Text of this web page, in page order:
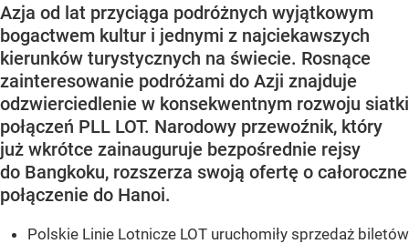
Azja od lat przyciąga podróżnych wyjątkowym
bogactwem kultur i jednymi z najciekawszych
kierunków turystycznych na świecie. Rosnące
zainteresowanie podróżami do Azji znajduje
odzwierciedlenie w konsekwentnym rozwoju siatki
połączeń PLL LOT. Narodowy przewoźnik, który
już wkrótce zainauguruje bezpośrednie rejsy
do Bangkoku, rozszerza swoją ofertę o całoroczne
połączenie do Hanoi.
Polskie Linie Lotnicze LOT uruchomiły sprzedaż biletów